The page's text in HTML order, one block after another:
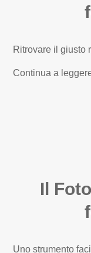
Ritrovare il giusto
Continua a
Il
Uno strumento